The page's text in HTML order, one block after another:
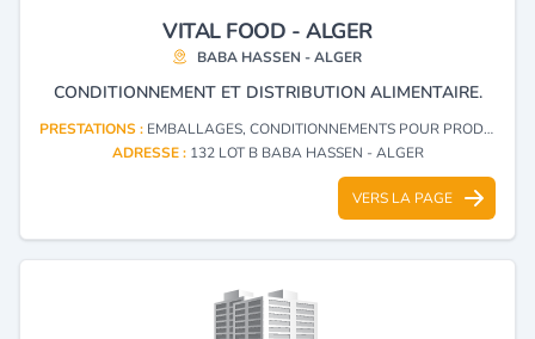
VITAL FOOD - ALGER
BABA HASSEN - ALGER
CONDITIONNEMENT ET DISTRIBUTION ALIMENTAIRE.
PRESTATIONS : EMBALLAGES, CONDITIONNEMENTS POUR PRODUITS ET DENRÉES ALIMENTAIRES
ADRESSE : 132 LOT B BABA HASSEN - ALGER
VERS LA PAGE